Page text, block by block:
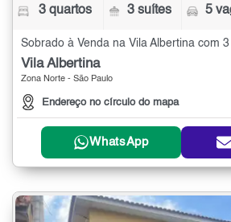
3 quartos 3 suítes 5
Sobrado à Venda na Vila Albertina com
Vila Albertina
Zona Norte - São Paulo
Endereço no círculo do mapa
WhatsApp